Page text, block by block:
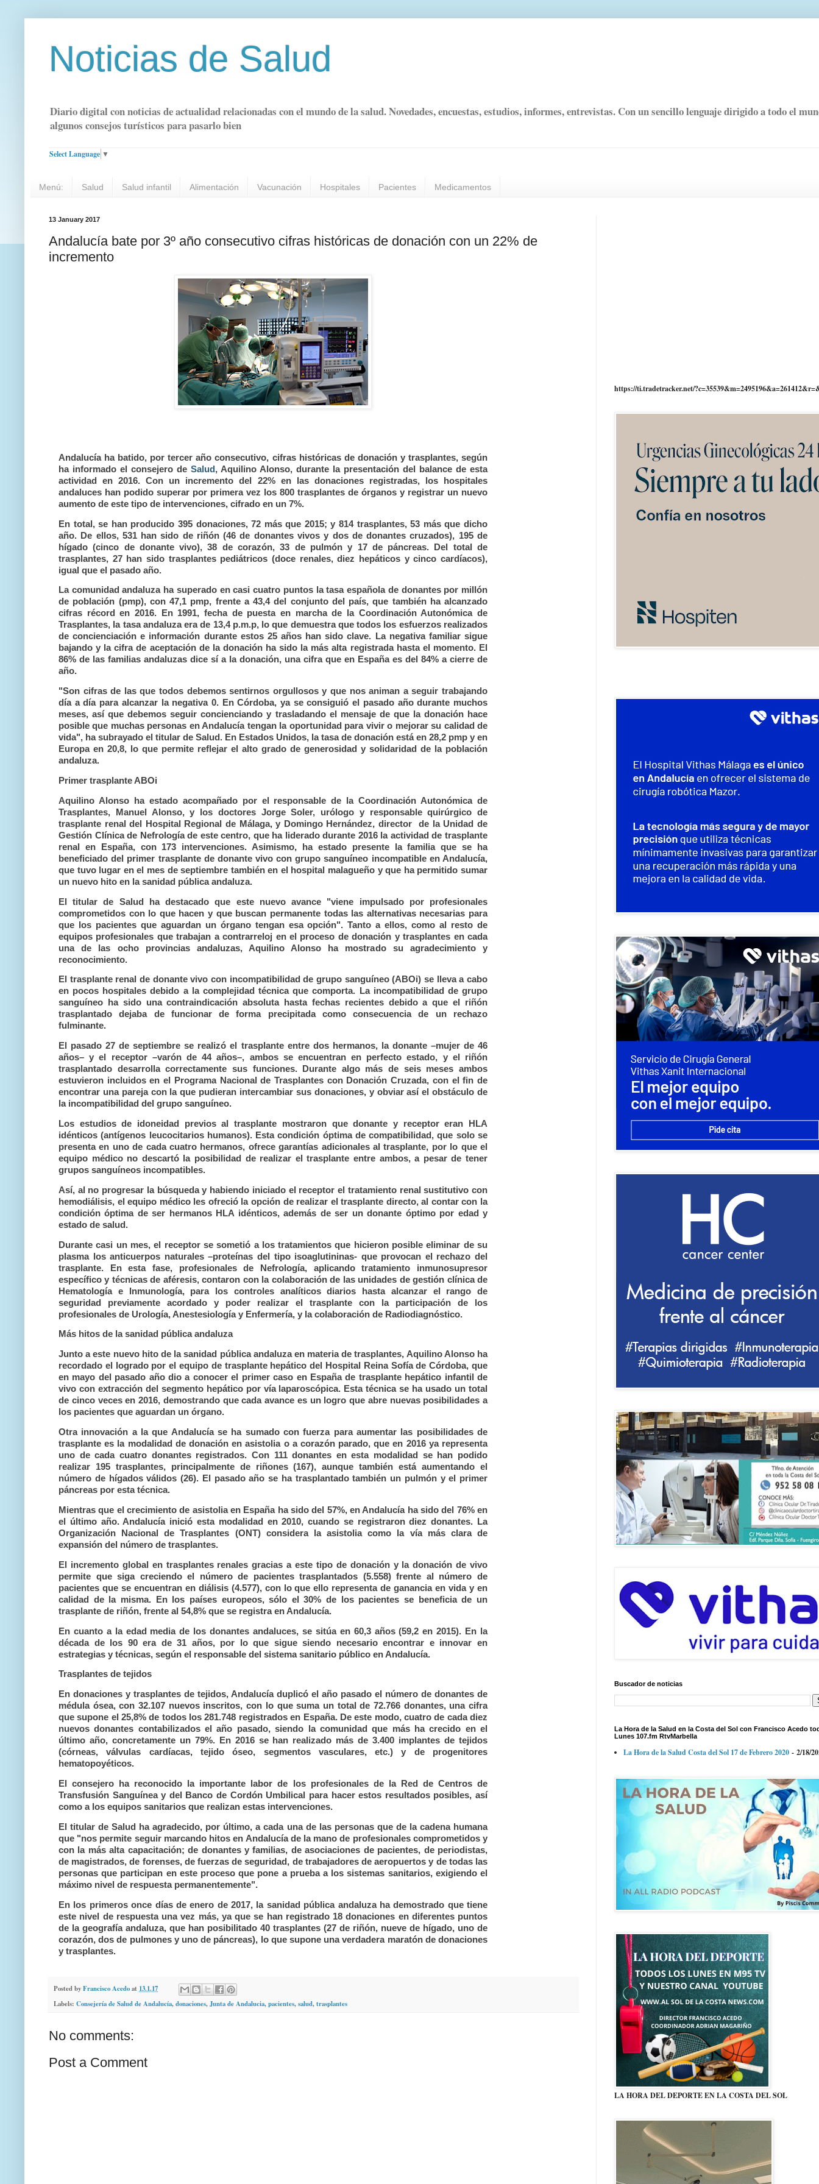
Noticias de Salud
Diario digital con noticias de actualidad relacionadas con el mundo de la salud. Novedades, encuestas, estudios, informes, entrevistas. Con un sencillo lenguaje dirigido a todo el
algunos consejos turísticos para pasarlo bien
Select Language ▼
Menú: Salud Salud infantil Alimentación Vacunación Hospitales Pacientes Medicamentos
13 January 2017
Andalucía bate por 3º año consecutivo cifras históricas de donación con un 22% de
incremento
Andalucía ha batido, por tercer año consecutivo, cifras históricas de donación y trasplantes, según
ha informado el consejero de Salud, Aquilino Alonso, durante la presentación del balance de esta
actividad en 2016. Con un incremento del 22% en las donaciones registradas, los hospitales
andaluces han podido superar por primera vez los 800 trasplantes de órganos y registrar un nuevo
aumento de este tipo de intervenciones, cifrado en un 7%.
En total, se han producido 395 donaciones, 72 más que 2015; y 814 trasplantes, 53 más que dicho
año. De ellos, 531 han sido de riñón (46 de donantes vivos y dos de donantes cruzados), 195 de
hígado (cinco de donante vivo), 38 de corazón, 33 de pulmón y 17 de páncreas. Del total de
trasplantes, 27 han sido trasplantes pediátricos (doce renales, diez hepáticos y cinco cardíacos),
igual que el pasado año.
La comunidad andaluza ha superado en casi cuatro puntos la tasa española de donantes por millón
de población (pmp), con 47,1 pmp, frente a 43,4 del conjunto del país, que también ha alcanzado
cifras récord en 2016. En 1991, fecha de puesta en marcha de la Coordinación Autonómica de
Trasplantes, la tasa andaluza era de 13,4 p.m.p, lo que demuestra que todos los esfuerzos realizados
de concienciación e información durante estos 25 años han sido clave. La negativa familiar sigue
bajando y la cifra de aceptación de la donación ha sido la más alta registrada hasta el momento. El
86% de las familias andaluzas dice sí a la donación, una cifra que en España es del 84% a cierre de
año.
"Son cifras de las que todos debemos sentirnos orgullosos y que nos animan a seguir trabajando
día a día para alcanzar la negativa 0. En Córdoba, ya se consiguió el pasado año durante muchos
meses, así que debemos seguir concienciando y trasladando el mensaje de que la donación hace
posible que muchas personas en Andalucía tengan la oportunidad para vivir o mejorar su calidad de
vida", ha subrayado el titular de Salud. En Estados Unidos, la tasa de donación está en 28,2 pmp y en
Europa en 20,8, lo que permite reflejar el alto grado de generosidad y solidaridad de la población
andaluza.
Primer trasplante ABOi
Aquilino Alonso ha estado acompañado por el responsable de la Coordinación Autonómica de
Trasplantes, Manuel Alonso, y los doctores Jorge Soler, urólogo y responsable quirúrgico de
trasplante renal del Hospital Regional de Málaga, y Domingo Hernández, director de la Unidad de
Gestión Clínica de Nefrología de este centro, que ha liderado durante 2016 la actividad de trasplante
renal en España, con 173 intervenciones. Asimismo, ha estado presente la familia que se ha
beneficiado del primer trasplante de donante vivo con grupo sanguíneo incompatible en Andalucía,
que tuvo lugar en el mes de septiembre también en el hospital malagueño y que ha permitido sumar
un nuevo hito en la sanidad pública andaluza.
El titular de Salud ha destacado que este nuevo avance "viene impulsado por profesionales
comprometidos con lo que hacen y que buscan permanente todas las alternativas necesarias para
que los pacientes que aguardan un órgano tengan esa opción". Tanto a ellos, como al resto de
equipos profesionales que trabajan a contrarreloj en el proceso de donación y trasplantes en cada
una de las ocho provincias andaluzas, Aquilino Alonso ha mostrado su agradecimiento y
reconocimiento.
El trasplante renal de donante vivo con incompatibilidad de grupo sanguíneo (ABOi) se lleva a cabo
en pocos hospitales debido a la complejidad técnica que comporta. La incompatibilidad de grupo
sanguíneo ha sido una contraindicación absoluta hasta fechas recientes debido a que el riñón
trasplantado dejaba de funcionar de forma precipitada como consecuencia de un rechazo
fulminante.
El pasado 27 de septiembre se realizó el trasplante entre dos hermanos, la donante –mujer de 46
años– y el receptor –varón de 44 años–, ambos se encuentran en perfecto estado, y el riñón
trasplantado desarrolla correctamente sus funciones. Durante algo más de seis meses ambos
estuvieron incluidos en el Programa Nacional de Trasplantes con Donación Cruzada, con el fin de
encontrar una pareja con la que pudieran intercambiar sus donaciones, y obviar así el obstáculo de
la incompatibilidad del grupo sanguíneo.
Los estudios de idoneidad previos al trasplante mostraron que donante y receptor eran HLA
idénticos (antígenos leucocitarios humanos). Esta condición óptima de compatibilidad, que solo se
presenta en uno de cada cuatro hermanos, ofrece garantías adicionales al trasplante, por lo que el
equipo médico no descartó la posibilidad de realizar el trasplante entre ambos, a pesar de tener
grupos sanguíneos incompatibles.
Así, al no progresar la búsqueda y habiendo iniciado el receptor el tratamiento renal sustitutivo con
hemodiálisis, el equipo médico les ofreció la opción de realizar el trasplante directo, al contar con la
condición óptima de ser hermanos HLA idénticos, además de ser un donante óptimo por edad y
estado de salud.
Durante casi un mes, el receptor se sometió a los tratamientos que hicieron posible eliminar de su
plasma los anticuerpos naturales –proteínas del tipo isoaglutininas- que provocan el rechazo del
trasplante. En esta fase, profesionales de Nefrología, aplicando tratamiento inmunosupresor
específico y técnicas de aféresis, contaron con la colaboración de las unidades de gestión clínica de
Hematología e Inmunología, para los controles analíticos diarios hasta alcanzar el rango de
seguridad previamente acordado y poder realizar el trasplante con la participación de los
profesionales de Urología, Anestesiología y Enfermería, y la colaboración de Radiodiagnóstico.
Más hitos de la sanidad pública andaluza
Junto a este nuevo hito de la sanidad pública andaluza en materia de trasplantes, Aquilino Alonso ha
recordado el logrado por el equipo de trasplante hepático del Hospital Reina Sofía de Córdoba, que
en mayo del pasado año dio a conocer el primer caso en España de trasplante hepático infantil de
vivo con extracción del segmento hepático por vía laparoscópica. Esta técnica se ha usado un total
de cinco veces en 2016, demostrando que cada avance es un logro que abre nuevas posibilidades a
los pacientes que aguardan un órgano.
Otra innovación a la que Andalucía se ha sumado con fuerza para aumentar las posibilidades de
trasplante es la modalidad de donación en asistolia o a corazón parado, que en 2016 ya representa
uno de cada cuatro donantes registrados. Con 111 donantes en esta modalidad se han podido
realizar 195 trasplantes, principalmente de riñones (167), aunque también está aumentando el
número de hígados válidos (26). El pasado año se ha trasplantado también un pulmón y el primer
páncreas por esta técnica.
Mientras que el crecimiento de asistolia en España ha sido del 57%, en Andalucía ha sido del 76% en
el último año. Andalucía inició esta modalidad en 2010, cuando se registraron diez donantes. La
Organización Nacional de Trasplantes (ONT) considera la asistolia como la vía más clara de
expansión del número de trasplantes.
El incremento global en trasplantes renales gracias a este tipo de donación y la donación de vivo
permite que siga creciendo el número de pacientes trasplantados (5.558) frente al número de
pacientes que se encuentran en diálisis (4.577), con lo que ello representa de ganancia en vida y en
calidad de la misma. En los países europeos, sólo el 30% de los pacientes se beneficia de un
trasplante de riñón, frente al 54,8% que se registra en Andalucía.
En cuanto a la edad media de los donantes andaluces, se sitúa en 60,3 años (59,2 en 2015). En la
década de los 90 era de 31 años, por lo que sigue siendo necesario encontrar e innovar en
estrategias y técnicas, según el responsable del sistema sanitario público en Andalucía.
Trasplantes de tejidos
En donaciones y trasplantes de tejidos, Andalucía duplicó el año pasado el número de donantes de
médula ósea, con 32.107 nuevos inscritos, con lo que suma un total de 72.766 donantes, una cifra
que supone el 25,8% de todos los 281.748 registrados en España. De este modo, cuatro de cada diez
nuevos donantes contabilizados el año pasado, siendo la comunidad que más ha crecido en el
último año, concretamente un 79%. En 2016 se han realizado más de 3.400 implantes de tejidos
(córneas, válvulas cardíacas, tejido óseo, segmentos vasculares, etc.) y de progenitores
hematopoyéticos.
El consejero ha reconocido la importante labor de los profesionales de la Red de Centros de
Transfusión Sanguínea y del Banco de Cordón Umbilical para hacer estos resultados posibles, así
como a los equipos sanitarios que realizan estas intervenciones.
El titular de Salud ha agradecido, por último, a cada una de las personas que de la cadena humana
que "nos permite seguir marcando hitos en Andalucía de la mano de profesionales comprometidos y
con la más alta capacitación; de donantes y familias, de asociaciones de pacientes, de periodistas,
de magistrados, de forenses, de fuerzas de seguridad, de trabajadores de aeropuertos y de todas las
personas que participan en este proceso que pone a prueba a los sistemas sanitarios, exigiendo el
máximo nivel de respuesta permanentemente".
En los primeros once días de enero de 2017, la sanidad pública andaluza ha demostrado que tiene
este nivel de respuesta una vez más, ya que se han registrado 18 donaciones en diferentes puntos
de la geografía andaluza, que han posibilitado 40 trasplantes (27 de riñón, nueve de hígado, uno de
corazón, dos de pulmones y uno de páncreas), lo que supone una verdadera maratón de donaciones
y trasplantes.
Posted byFrancisco Acedoat 13.1.17
Labels: Consejería de Salud de Andalucía,donaciones,Junta de Andalucia,pacientes,salud,trasplantes
No comments:
Post a Comment
https://ti.tradetracker.net/
Buscador de noticias
La Hora de la Salud en la Costa del Sol con Francisco Acedo
Lunes 107.fm RtvMarbella
La Hora de la Salud Costa del Sol 17 de Febrero 2020 - 2/18/
LA HORA DEL DEPORTE EN LA COSTA DEL SOL